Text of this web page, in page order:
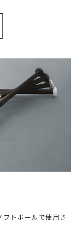
トボールで使用さ